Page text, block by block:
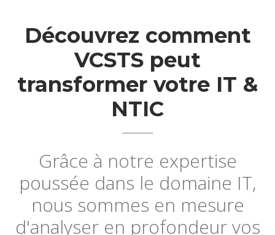
Découvrez comment
VCSTS peut
transformer votre IT &
NTIC
Grâce à notre expertise
poussée dans le domaine IT,
nous sommes en mesure
d'analyser en profondeur vos